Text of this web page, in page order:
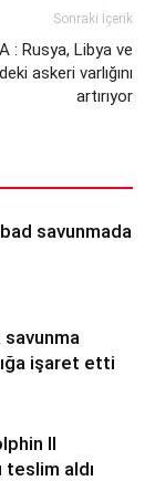
Sonraki İçerik
: Rusya, Libya ve
askeri varlığını
artırıyor
savunmada
savunma
işaret etti
II
teslim aldı